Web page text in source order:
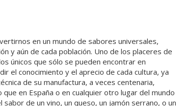
en un mundo de sabores universales,
y aún de cada población. Uno de los placeres de
únicos que sólo se pueden encontrar en
el conocimiento y el aprecio de cada cultura, ya
de su manufactura, a veces centenaria,
en España o en cualquier otro lugar del mundo
de un vino, un queso, un jamón serrano, o un